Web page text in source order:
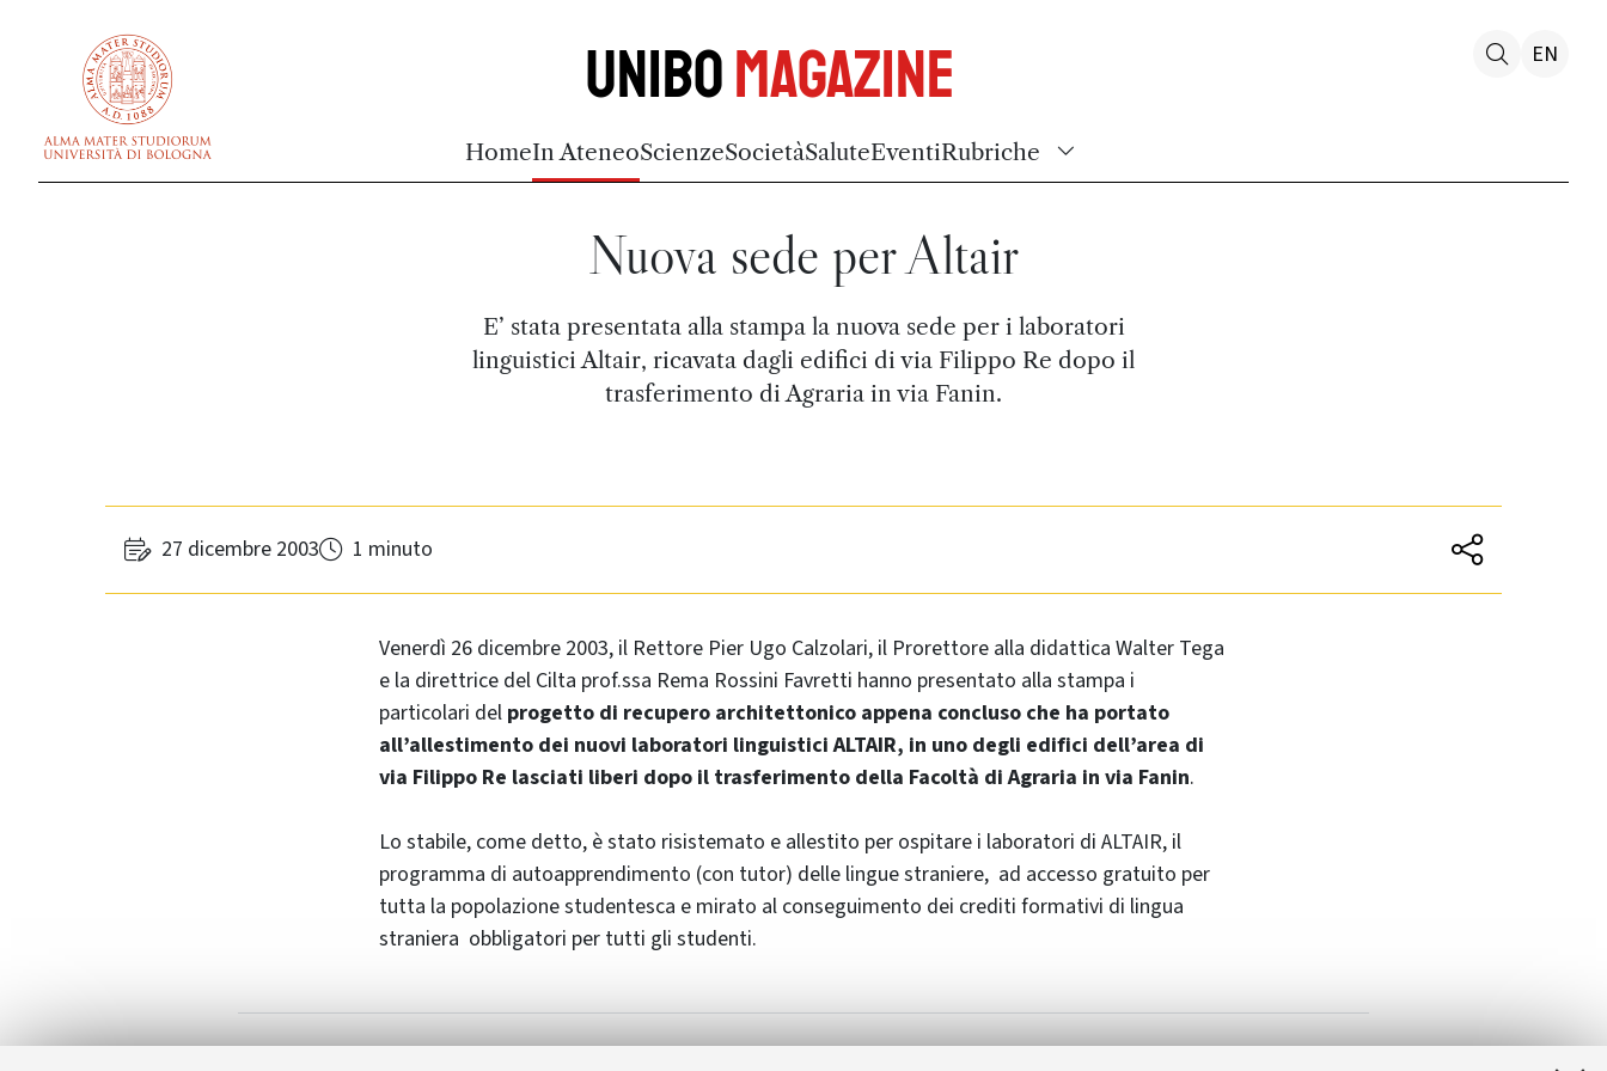
UniboMagazine
HomeIn AteneoScienzeSocietàSaluteEventiRubriche
EN
Nuova sede per Altair
E’ stata presentata alla stampa la nuova sede per i laboratori
linguistici Altair, ricavata dagli edifici di via Filippo Re dopo il
trasferimento di Agraria in via Fanin.
27 dicembre 2003 1 minuto
Venerdì 26 dicembre 2003, il Rettore Pier Ugo Calzolari, il Prorettore alla didattica Walter Tega
e la direttrice del Cilta prof.ssa Rema Rossini Favretti hanno presentato alla stampa i
particolari del progetto di recupero architettonico appena concluso che ha portato
all’allestimento dei nuovi laboratori linguistici ALTAIR, in uno degli edifici dell’area di
via Filippo Re lasciati liberi dopo il trasferimento della Facoltà di Agraria in via Fanin.
Lo stabile, come detto, è stato risistemato e allestito per ospitare i laboratori di ALTAIR, il
programma di autoapprendimento (con tutor) delle lingue straniere, ad accesso gratuito per
tutta la popolazione studentesca e mirato al conseguimento dei crediti formativi di lingua
straniera obbligatori per tutti gli studenti.